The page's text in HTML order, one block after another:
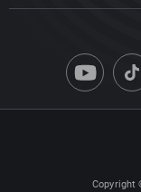
Copyright